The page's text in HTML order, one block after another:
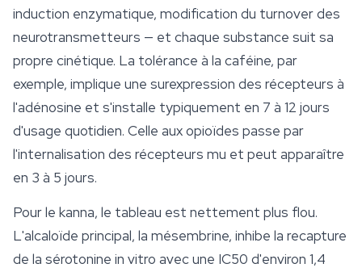
induction enzymatique, modification du turnover des
neurotransmetteurs — et chaque substance suit sa
propre cinétique. La tolérance à la caféine, par
exemple, implique une surexpression des récepteurs à
l'adénosine et s'installe typiquement en 7 à 12 jours
d'usage quotidien. Celle aux opioïdes passe par
l'internalisation des récepteurs mu et peut apparaître
en 3 à 5 jours.
Pour le kanna, le tableau est nettement plus flou.
L'alcaloïde principal, la mésembrine, inhibe la recapture
de la sérotonine in vitro avec une IC50 d'environ 1,4